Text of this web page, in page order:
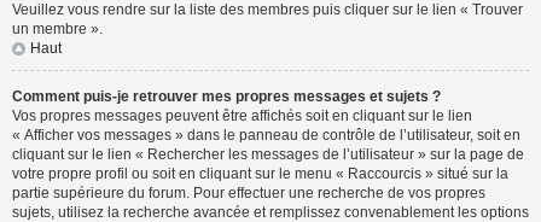
Veuillez vous rendre sur la liste des membres puis cliquer sur le lien « Trouver
un membre ».
Haut
Comment puis-je retrouver mes propres messages et sujets ?
Vos propres messages peuvent être affichés soit en cliquant sur le lien
« Afficher vos messages » dans le panneau de contrôle de l’utilisateur, soit en
cliquant sur le lien « Rechercher les messages de l’utilisateur » sur la page de
votre propre profil ou soit en cliquant sur le menu « Raccourcis » situé sur la
partie supérieure du forum. Pour effectuer une recherche de vos propres
sujets, utilisez la recherche avancée et remplissez convenablement les options